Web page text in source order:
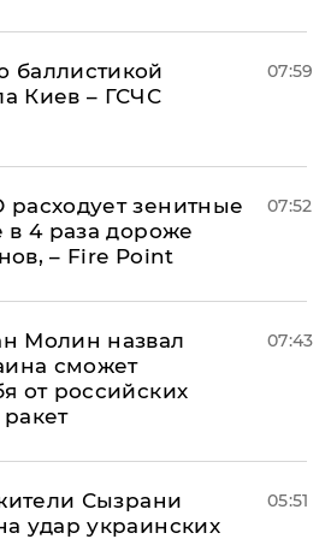
Киев – ГСЧС
07:59
зенитные
в 4 раза дороже
– Fire Point
07:52
Молин назвал
сможет
от российских
07:43
Сызрани
удар украинских
05:51